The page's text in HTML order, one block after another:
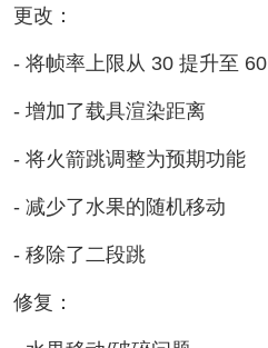
更改：
- 将帧率上限从 30 提升至 60
- 增加了载具渲染距离
- 将火箭跳调整为预期功能
- 减少了水果的随机移动
- 移除了二段跳
修复：